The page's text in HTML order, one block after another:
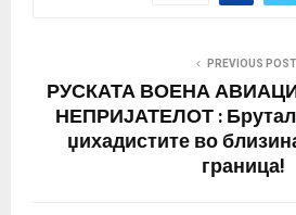
PREVIOUS POST
РУСКАТА ВОЕНА
НЕПРИЈАТЕЛОТ :
џихадистите во
граница!